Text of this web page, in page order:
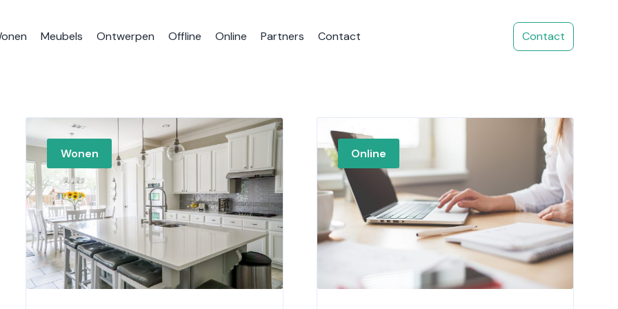
Meubels Ontwerpen Offline Online Partners Contact Contact
Wonen Online